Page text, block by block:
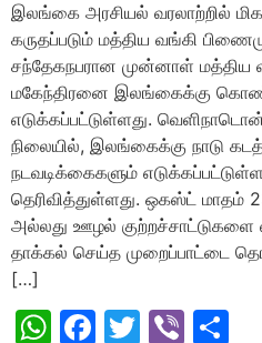
இலங்கை அரசியல் வரலாற்றில்
கருதப்படும் மத்திய வங்கி
சந்தேகநபரான முன்னாள் மத்திய
மகேந்திரனை இலங்கைக்கு
எடுக்கப்பட்டுள்ளது.
நிலையில், இலங்கைக்கு நாடு
நடவடிக்கைகளும்
தெரிவித்துள்ளது. ஒகஸ்ட்
அல்லது ஊழல் குற்றச்சாட்டுகளை
தாக்கல் செய்த முறைப்பாட்டை
[…]
WhatsApp
Facebook
Twitter
Viber